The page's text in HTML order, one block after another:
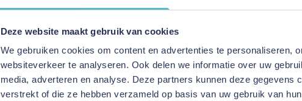
Deze website maakt gebruik van cookies
We gebruiken cookies om content en advertenties te personaliseren,
websiteverkeer te analyseren. Ook delen we informatie over uw
media, adverteren en analyse. Deze partners kunnen deze gegevens
verstrekt of die ze hebben verzameld op basis van uw gebruik van
8 weken
595 Corduroy Burnt Orange
Eivor 160 Sofa Bed (Dual Mattress)